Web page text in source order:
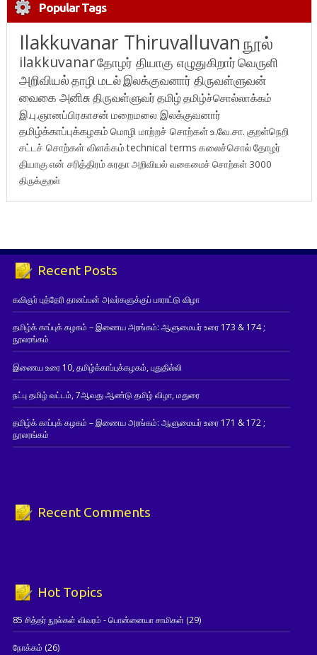
Popular Tags
Ilakkuvanar Thiruvalluvanநூல்
ilakkuvanarதோழர் தியாகு எழுதுகிறார்வெருளி
அறிவியல்தாழி மடல்இலக்குவனார் திருவள்ளுவன்
வைகை அனிசுதிருவள்ளுவர்தமிழ்தமிழ்ச்சொல்லாக்கம்
இ.பு.ஞானப்பிரகாசன் மறைமலை இலக்குவனார்
தமிழ்க்காப்புக்கழகம் மொழி மாற்றச் சொற்கள்உ.வே.சா. குறள்நெறி
சட்டச் சொற்கள் விளக்கம்technical terms கலைச்சொல்தோழர்
தியாகுஎன் சரித்திரம்சுரதாஅறிவியல் வகைமைச் சொற்கள் 3000
திருக்குறள்
Recent Posts
கவிஞர் புத்தேரி தானப்பன் அவர்களுக்குப் பாராட்டு விழா
தமிழ்க் காப்புக் கழகம் – இணைய அரங்கம்: ஆளுமையர் உரை 173 & 174 ;
நூலரங்கம்
இணைய உரை 10, தமிழ்க்காப்புக்கழகம், புதுதில்லி
நட்பு தமிழ் வட்டம், 7ஆவது ஆண்டு தமிழ் விழா, மதுரை
தமிழ்க் காப்புக் கழகம் – இணைய அரங்கம்: ஆளுமையர் உரை 171 & 172 ;
நூலரங்கம்
Recent Comments
Hot Topics
85 சித்தர் நூல்கள் விவரம் - பொன்னையா சாமிகள் (29)
நோக்கம் (26)